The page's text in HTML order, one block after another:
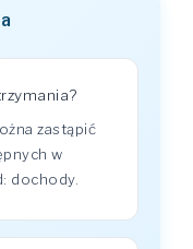
zastąpić
w
dochody.